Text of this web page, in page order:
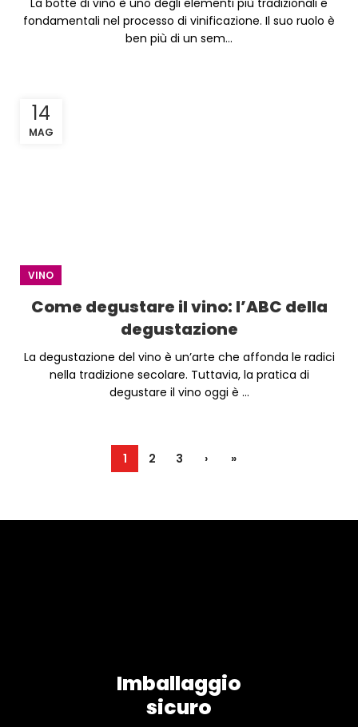
La botte di vino è uno degli elementi più tradizionali e
fondamentali nel processo di vinificazione. Il suo ruolo è
ben più di un sem...
14
MAG
VINO
Come degustare il vino: l’ABC della
degustazione
La degustazione del vino è un’arte che affonda le radici
nella tradizione secolare. Tuttavia, la pratica di
degustare il vino oggi è ...
1 2 3 › »
Imballaggio
sicuro